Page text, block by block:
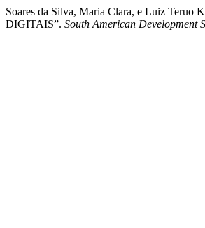
Soares da Silva, Maria Clara, e Luiz
DIGITAIS”. South American Development